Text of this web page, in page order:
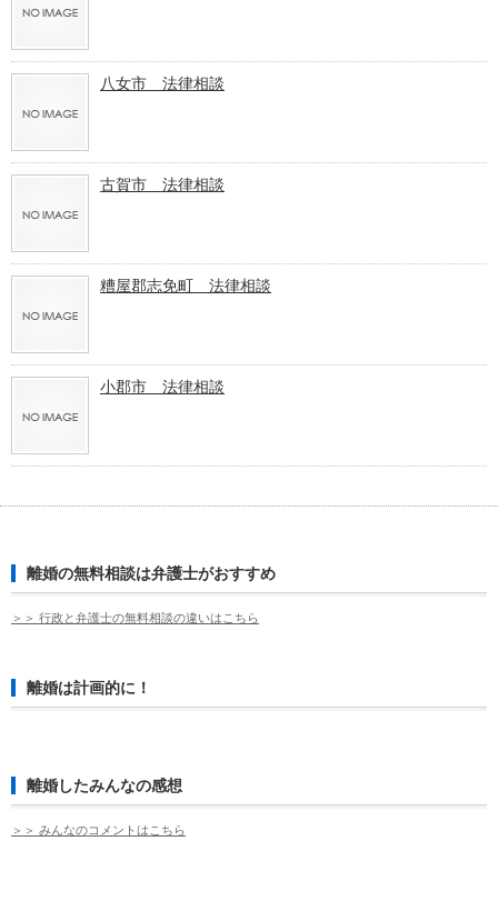
八女市 法律相談
古賀市 法律相談
糟屋郡志免町 法律相談
小郡市 法律相談
離婚の無料相談は弁護士がおすすめ
＞＞ 行政と弁護士の無料相談の違いはこちら
離婚は計画的に！
離婚したみんなの感想
＞＞ みんなのコメントはこちら